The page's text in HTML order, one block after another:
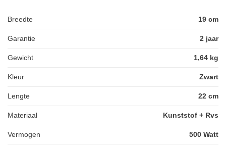
Breedte 19 cm
Garantie 2 jaar
Gewicht 1,64 kg
Kleur Zwart
Lengte 22 cm
Materiaal Kunststof + Rvs
Vermogen 500 Watt